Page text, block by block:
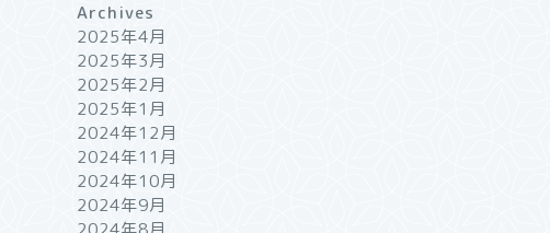
Archives
2025年4月
2025年3月
2025年2月
2025年1月
2024年12月
2024年11月
2024年10月
2024年9月